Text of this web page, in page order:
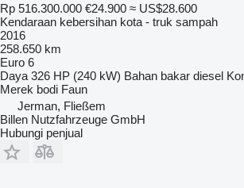
Rp 516.300.000 €24.900 ≈ US$28.600
Kendaraan kebersihan kota - truk sampah
2016
258.650 km
Euro 6
Daya 326 HP (240 kW) Bahan bakar diesel
Merek bodi Faun
Jerman, Fließem
Billen Nutzfahrzeuge GmbH
Hubungi penjual